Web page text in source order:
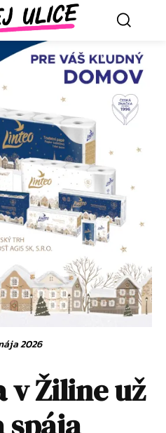
2026
v Žiline už